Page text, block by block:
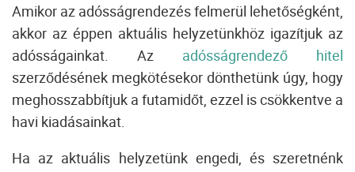
Amikor az adósságrendezés felmerül lehetőségként,
akkor az éppen aktuális helyzetünkhöz igazítjuk az
adósságainkat. Az adósságrendező hitel
szerződésének megkötésekor dönthetünk úgy, hogy
meghosszabbítjuk a futamidőt, ezzel is csökkentve a
havi kiadásainkat.
Ha az aktuális helyzetünk engedi, és szeretnénk